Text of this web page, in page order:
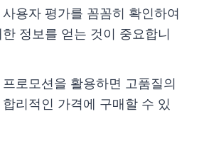
용자 평가를 꼼꼼히 확인하여
정보를 얻는 것이 중요합니
로모션을 활용하면 고품질의
리적인 가격에 구매할 수 있